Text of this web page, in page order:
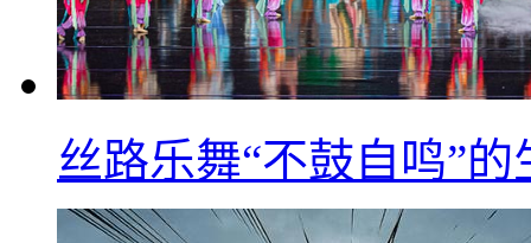
丝路乐舞“不鼓自鸣”